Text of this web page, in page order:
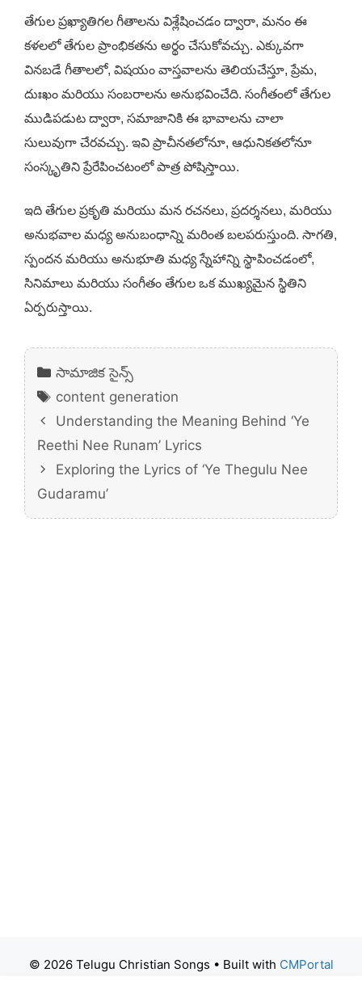
తేగుల ప్రఖ్యాతిగల గీతాలను విశ్లేషించడం ద్వారా, మనం ఈ
కళలలో తేగుల ప్రాంభికతను అర్థం చేసుకోవచ్చు. ఎక్కువగా
వినబడే గీతాలలో, విషయం వాస్తవాలను తెలియచేస్తూ, ప్రేమ,
దుఃఖం మరియు సంబరాలను అనుభవించేది. సంగీతంలో తేగుల
ముడిపడుట ద్వారా, సమాజానికి ఈ భావాలను చాలా
సులువుగా చేరవచ్చు. ఇవి ప్రాచీనతలోనూ, ఆధునికతలోనూ
సంస్కృతిని ప్రేరేపించటంలో పాత్ర పోషిస్తాయి.
ఇది తేగుల ప్రకృతి మరియు మన రచనలు, ప్రదర్శనలు, మరియు
అనుభవాల మధ్య అనుబంధాన్ని మరింత బలపరుస్తుంది. సాగతి,
స్పందన మరియు అనుభూతి మధ్య స్నేహాన్ని స్థాపించడంలో,
సినిమాలు మరియు సంగీతం తేగుల ఒక ముఖ్యమైన స్థితిని
ఏర్పరుస్తాయి.
Categories
సామాజిక సైన్స్
Tags
content generation
Understanding the Meaning Behind ‘Ye
Reethi Nee Runam’ Lyrics
Exploring the Lyrics of ‘Ye Thegulu Nee
Gudaramu’
© 2026 Telugu Christian Songs • Built with CMPortal